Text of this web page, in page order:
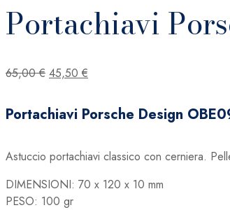
Portachiavi
65,00€ Il
originale
era:
45,50 €
attuale
è:
Portachiavi Porsche Design
Astuccio portachiavi classico con cerniera.
DIMENSIONI: 70 x 120 x 10 mm
PESO: 100 gr